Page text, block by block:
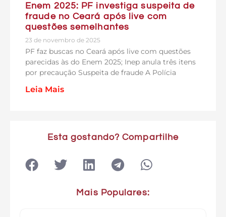
Enem 2025: PF investiga suspeita de
fraude no Ceará após live com
questões semelhantes
23 de novembro de 2025
PF faz buscas no Ceará após live com questões
parecidas às do Enem 2025; Inep anula três itens
por precaução Suspeita de fraude A Polícia
Leia Mais
Esta gostando? Compartilhe
Mais Populares: